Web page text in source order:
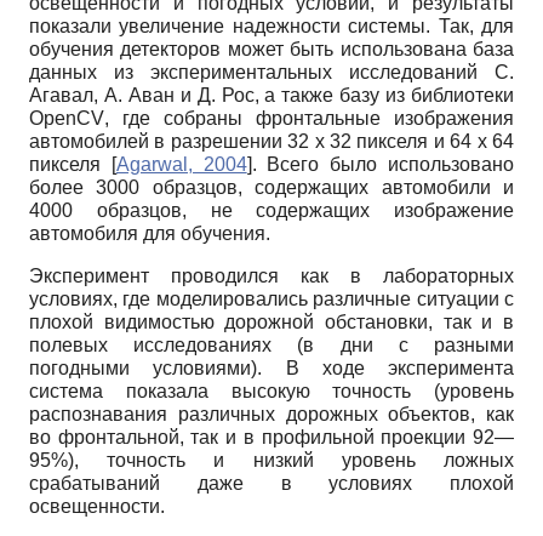
показали увеличение надежности системы. Так, для
обучения детекторов может быть использована база
данных из экспериментальных исследований С.
Агавал, А. Аван и Д. Рос, а также базу из библиотеки
OpenCV, где собраны фронтальные изображения
автомобилей в разрешении 32 х 32 пикселя и 64 х 64
пикселя
[Agarwal, 2004]. Всего было использовано
более 3000 образцов, содержащих автомобили и
4000 образцов, не содержащих изображение
автомобиля для обучения.
Эксперимент проводился как в лабораторных
условиях, где моделировались различные ситуации с
плохой видимостью дорожной обстановки, так и в
полевых исследованиях (в дни с разными
погодными условиями). В ходе эксперимента
система показала высокую точность (уровень
распознавания различных дорожных объектов, как
во фронтальной, так и в профильной проекции 92—
95%), точность и низкий уровень ложных
срабатываний даже в условиях плохой
освещенности.